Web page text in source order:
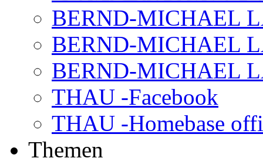
BERND-MICHAEL
BERND-MICHAEL
BERND-MICHAEL
THAU -Facebook
THAU -Homebase
Themen